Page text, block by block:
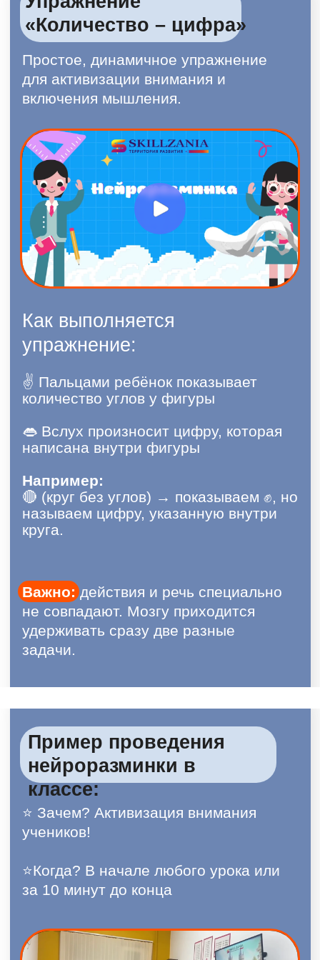
поведения класса)
их избежать
упражнениями
Как включать класс за 1-2 минуты:
3 типа нейро-разминок
2
Как встроить в русский/чтение/
математику: примеры
3
ритуал начала урока
4
Как удерживать внимание без
5 Как подтягивать отстающих
фронтально (не перегружая
текущем сайте)
7
Ответы на вопросы + как начать
применять уже завтра
6
успеваемость класса: логика и
наблюдаемые маркеры
Формат
упражнениями и кейсами успешных
педагогов. Покажем упражнения
прямо на вебинаре.
Продолжительность
1,5–2 часа с возможностью задать